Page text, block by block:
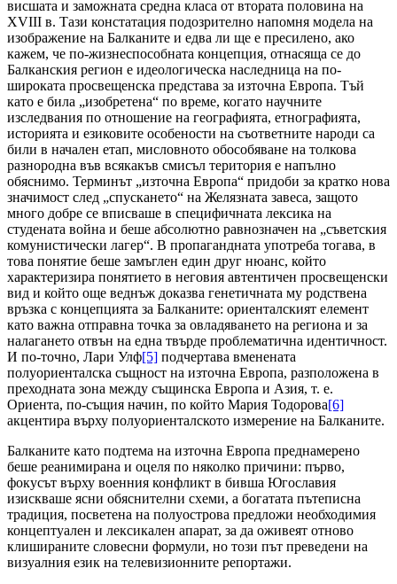
висшата и заможната средна класа от втората половина на
XVIII в. Тази констатация подозрително напомня модела на
изображение на Балканите и едва ли ще е пресилено, ако
кажем, че по-жизнеспособната концепция, отнасяща се до
Балканския регион е идеологическа наследница на по-
широката просвещенска представа за източна Европа. Тъй
като е била „изобретена“ по време, когато научните
изследвания по отношение на географията, етнографията,
историята и езиковите особености на съответните народи са
били в начален етап, мисловното обособяване на толкова
разнородна във всякакъв смисъл територия е напълно
обяснимо. Терминът „източна Европа“ придоби за кратко нова
значимост след „спускането“ на Желязната завеса, защото
много добре се вписваше в специфичната лексика на
студената война и беше абсолютно равнозначен на „съветския
комунистически лагер“. В пропагандната употреба тогава, в
това понятие беше замъглен един друг нюанс, който
характеризира понятието в неговия автентичен просвещенски
вид и който още веднъж доказва генетичната му родствена
връзка с концепцията за Балканите: ориенталският елемент
като важна отправна точка за овладяването на региона и за
налагането отвън на една твърде проблематична идентичност.
И по-точно, Лари Улф[5] подчертава вменената
полуориенталска същност на източна Европа, разположена в
преходната зона между същинска Европа и Азия, т. е.
Ориента, по-същия начин, по който Мария Тодорова[6]
акцентира върху полуориенталското измерение на Балканите.
Балканите като подтема на източна Европа преднамерено
беше реанимирана и оцеля по няколко причини: първо,
фокусът върху военния конфликт в бивша Югославия
изискваше ясни обяснителни схеми, а богатата пътеписна
традиция, посветена на полуострова предложи необходимия
концептуален и лексикален апарат, за да оживеят отново
клишираните словесни формули, но този път преведени на
визуалния език на телевизионните репортажи.